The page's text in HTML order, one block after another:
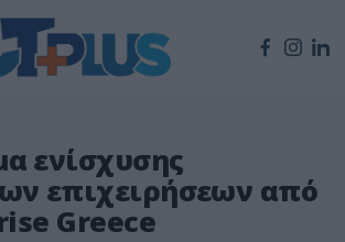
ενίσχυσης
επιχειρήσεων από
Greece